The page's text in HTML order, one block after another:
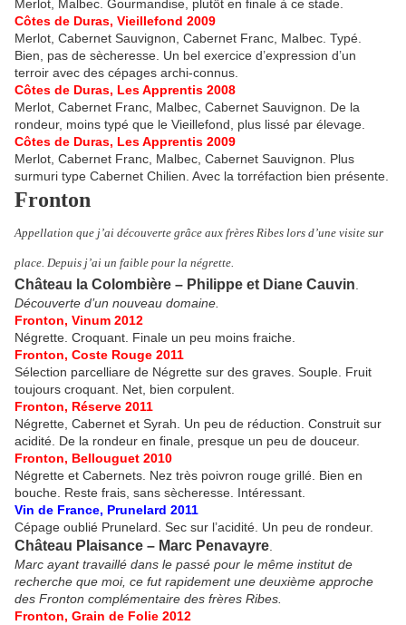
Merlot, Malbec. Gourmandise, plutôt en finale à ce stade.
Côtes de Duras, Vieillefond 2009
Merlot, Cabernet Sauvignon, Cabernet Franc, Malbec. Typé.
Bien, pas de sècheresse. Un bel exercice d’expression d’un
terroir avec des cépages archi-connus.
Côtes de Duras, Les Apprentis 2008
Merlot, Cabernet Franc, Malbec, Cabernet Sauvignon. De la
rondeur, moins typé que le Vieillefond, plus lissé par élevage.
Côtes de Duras, Les Apprentis 2009
Merlot, Cabernet Franc, Malbec, Cabernet Sauvignon. Plus
surmuri type Cabernet Chilien. Avec la torréfaction bien présente.
Fronton
Appellation que j’ai découverte grâce aux frères Ribes lors d’une visite sur
place. Depuis j’ai un faible pour la négrette.
Château la Colombière – Philippe et Diane Cauvin
Découverte d’un nouveau domaine.
Fronton, Vinum 2012
Négrette. Croquant. Finale un peu moins fraiche.
Fronton, Coste Rouge 2011
Sélection parcelliare de Négrette sur des graves. Souple. Fruit
toujours croquant. Net, bien corpulent.
Fronton, Réserve 2011
Négrette, Cabernet et Syrah. Un peu de réduction. Construit sur
acidité. De la rondeur en finale, presque un peu de douceur.
Fronton, Bellouguet 2010
Négrette et Cabernets. Nez très poivron rouge grillé. Bien en
bouche. Reste frais, sans sècheresse. Intéressant.
Vin de France, Prunelard 2011
Cépage oublié Prunelard. Sec sur l’acidité. Un peu de rondeur.
Château Plaisance – Marc Penavayre
Marc ayant travaillé dans le passé pour le même institut de
recherche que moi, ce fut rapidement une deuxième approche
des Fronton complémentaire des frères Ribes.
Fronton, Grain de Folie 2012